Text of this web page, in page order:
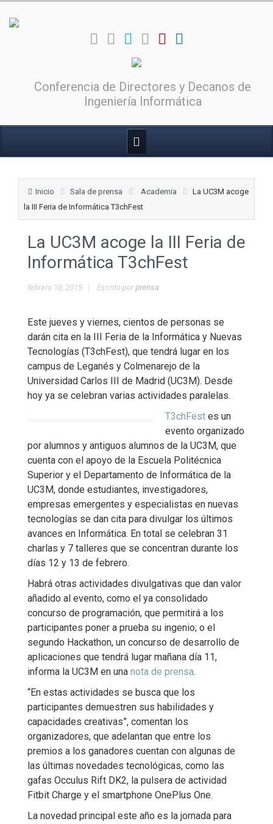
Conferencia de Directores y Decanos de
Ingeniería Informática
Inicio Sala de prensa Academia
La UC3M acoge
la III Feria de Informática T3chFest
La UC3M acoge la III Feria de
Informática T3chFest
febrero 10, 2015 Escrito porprensa
Este jueves y viernes, cientos de personas se
darán cita en la III Feria de la Informática y Nuevas
Tecnologías (T3chFest), que tendrá lugar en los
campus de Leganés y Colmenarejo de la
Universidad Carlos III de Madrid (UC3M). Desde
hoy ya se celebran varias actividades paralelas.
T3chFest es un
evento organizado
por alumnos y antiguos alumnos de la UC3M, que
cuenta con el apoyo de la Escuela Politécnica
Superior y el Departamento de Informática de la
UC3M, donde estudiantes, investigadores,
empresas emergentes y especialistas en nuevas
tecnologías se dan cita para divulgar los últimos
avances en Informática. En total se celebran 31
charlas y 7 talleres que se concentran durante los
días 12 y 13 de febrero.
Habrá otras actividades divulgativas que dan valor
añadido al evento, como el ya consolidado
concurso de programación, que permitirá a los
participantes poner a prueba su ingenio; o el
segundo Hackathon, un concurso de desarrollo de
aplicaciones que tendrá lugar mañana día 11,
informa la UC3M en una nota de prensa.
“En estas actividades se busca que los
participantes demuestren sus habilidades y
capacidades creativas”, comentan los
organizadores, que adelantan que entre los
premios a los ganadores cuentan con algunas de
las últimas novedades tecnológicas, como las
gafas Occulus Rift DK2, la pulsera de actividad
Fitbit Charge y el smartphone OnePlus One.
La novedad principal este año es la jornada para